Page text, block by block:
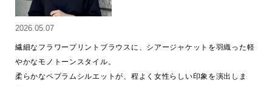
2026.05.07
繊細なフラワープリントブラウスに、シアージャケットを羽織った軽
やかなモノトーンスタイル。
柔らかなペプラムシルエットが、程よく女性らしい印象を演出しま